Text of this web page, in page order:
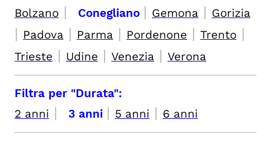
Bolzano | Conegliano | Gemona | Gorizia
| Padova | Parma | Pordenone | Trento |
Trieste | Udine | Venezia | Verona
Filtra per "Durata":
2 anni | 3 anni | 5 anni | 6 anni